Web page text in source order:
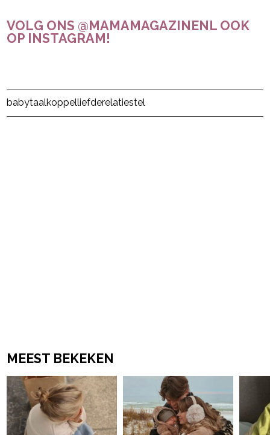
VOLG ONS @MAMAMAGAZINENL OOK
OP INSTAGRAM!
babytaalkoppelliefderelatiestel
MEEST BEKEKEN